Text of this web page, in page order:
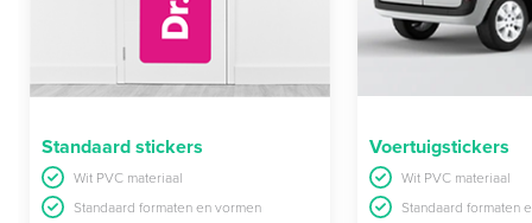
Standaard stickers
Wit PVC materiaal
Standaard formaten en vormen
Voertuigstickers
Wit PVC materiaal
Standaard formaten